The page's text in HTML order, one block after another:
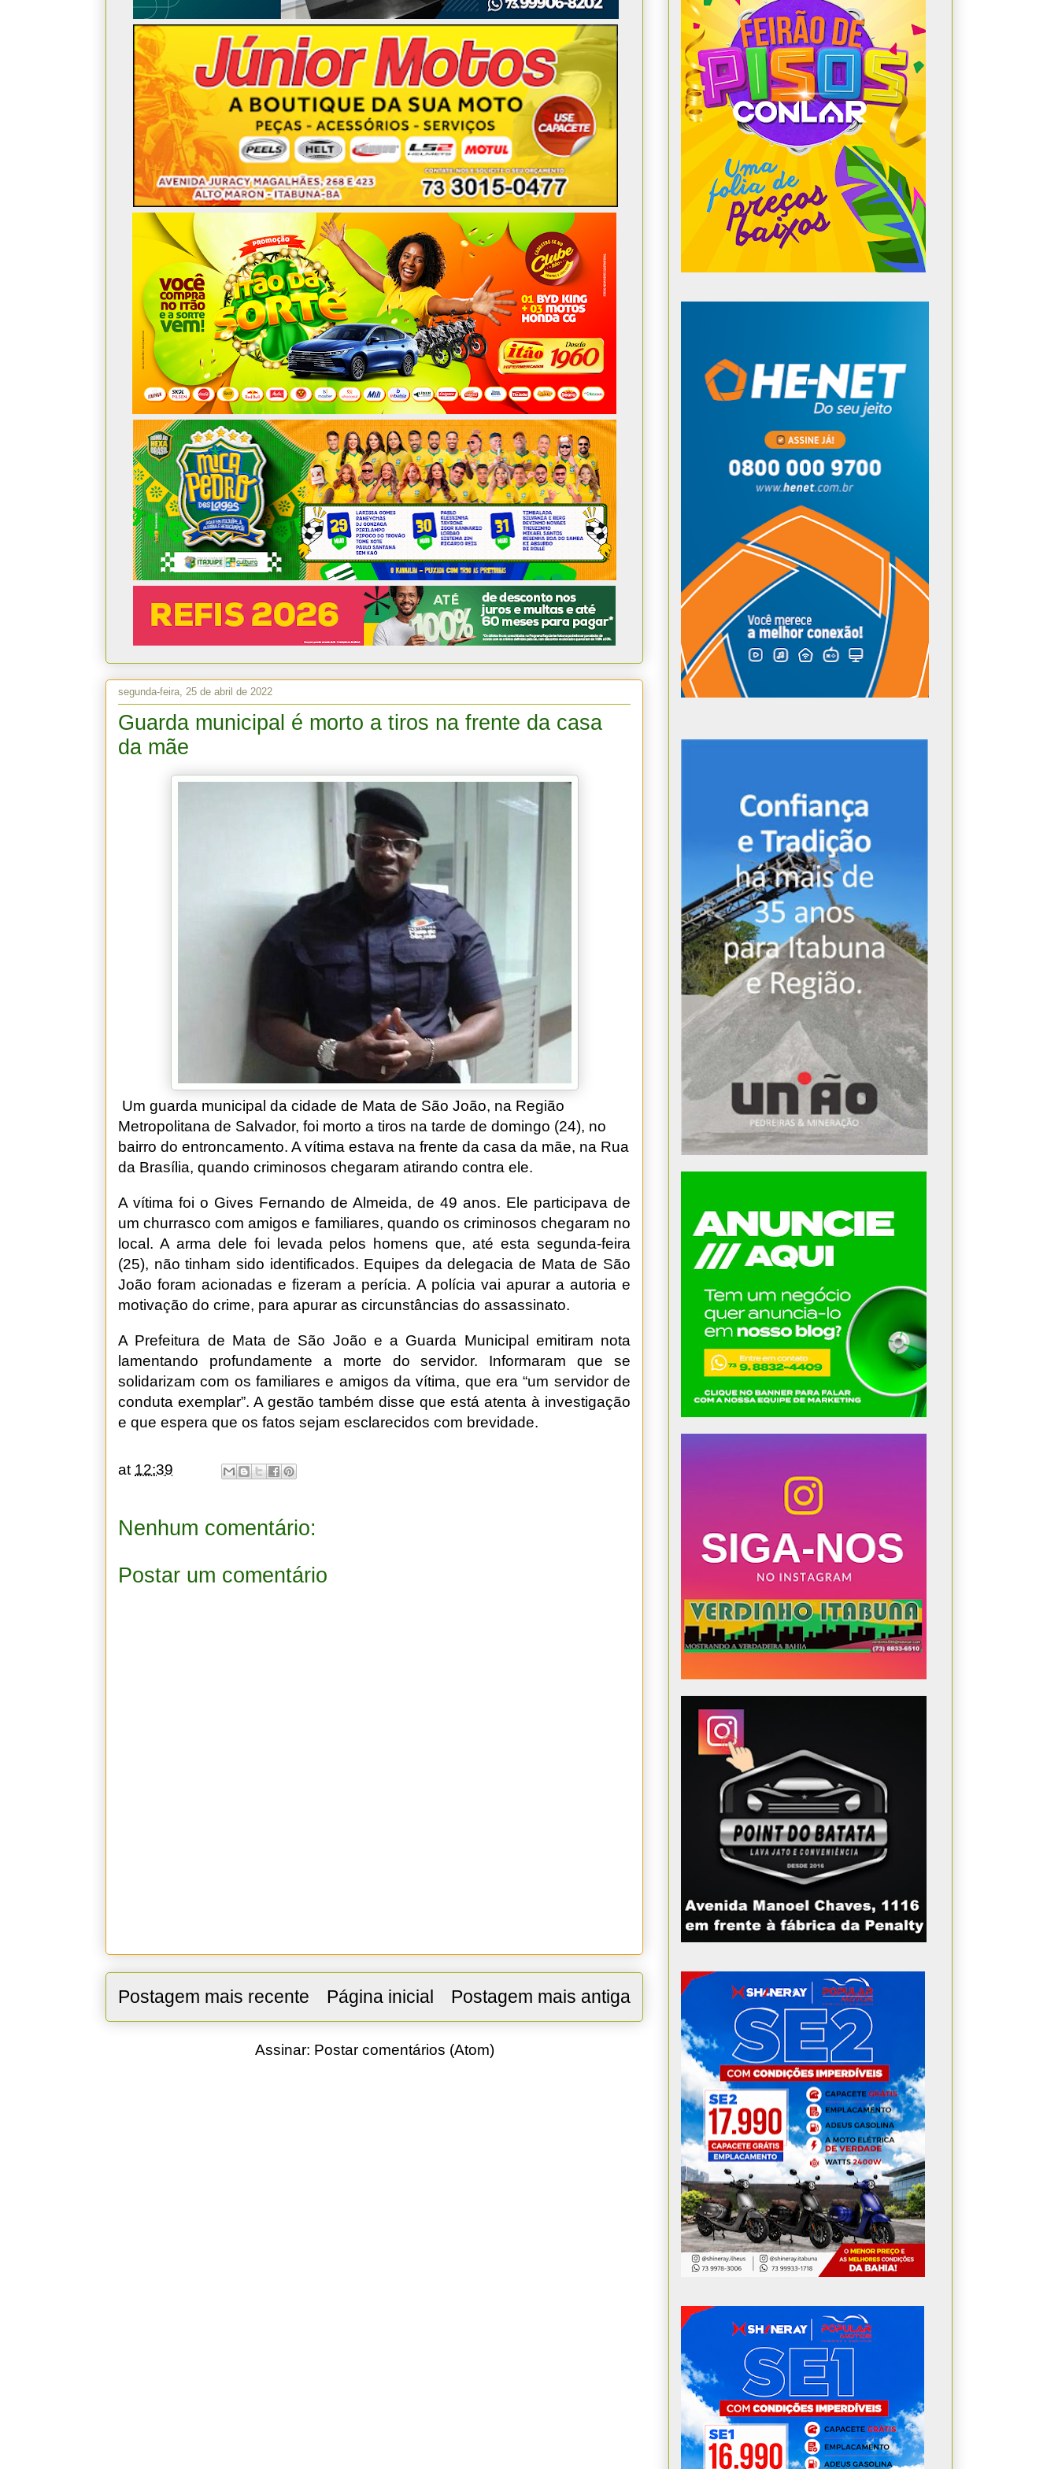
segunda-feira, 25 de abril de 2022
Guarda municipal é morto a tiros na frente da casa
da mãe
Um guarda municipal da cidade de Mata de São João, na Região
Metropolitana de Salvador, foi morto a tiros na tarde de domingo (24), no
bairro do entroncamento. A vítima estava na frente da casa da mãe, na Rua
da Brasília, quando criminosos chegaram atirando contra ele.
A vítima foi o Gives Fernando de Almeida, de 49 anos. Ele participava de
um churrasco com amigos e familiares, quando os criminosos chegaram no
local. A arma dele foi levada pelos homens que, até esta segunda-feira
(25), não tinham sido identificados. Equipes da delegacia de Mata de São
João foram acionadas e fizeram a perícia. A polícia vai apurar a autoria e
motivação do crime, para apurar as circunstâncias do assassinato.
A Prefeitura de Mata de São João e a Guarda Municipal emitiram nota
lamentando profundamente a morte do servidor. Informaram que se
solidarizam com os familiares e amigos da vítima, que era “um servidor de
conduta exemplar”. A gestão também disse que está atenta à investigação
e que espera que os fatos sejam esclarecidos com brevidade.
at 12:39
Nenhum comentário:
Postar um comentário
Postagem mais recente Postagem mais antiga
Página inicial
Assinar: Postar comentários (Atom)